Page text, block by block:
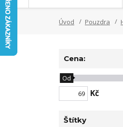
Úvod Pouzdra
Cena:
Kč
Od
Štítky